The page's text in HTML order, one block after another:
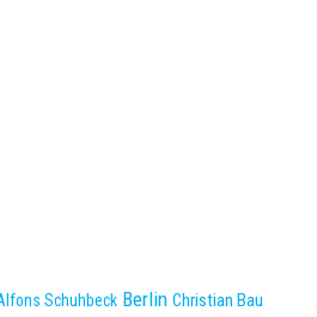
Schuhbeck Berlin Christian Bau